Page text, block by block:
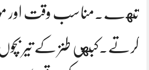
تهے.مناسب وقت اور موقع
کرتے.کبهی طنز کے تیر بچوں